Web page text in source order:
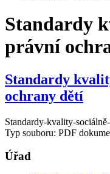
Standardy
právní
Standardy
ochrany dětí
Standardy-kvality-
Typ souboru: PDF
Úřad